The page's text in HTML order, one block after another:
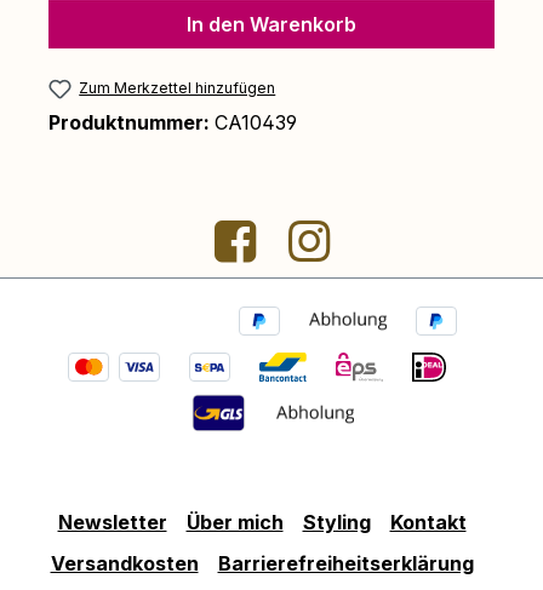
In den Warenkorb
Zum Merkzettel hinzufügen
Produktnummer: CA10439
Newsletter Über mich Styling
Kontakt
Versandkosten
Barrierefreiheitserklärung